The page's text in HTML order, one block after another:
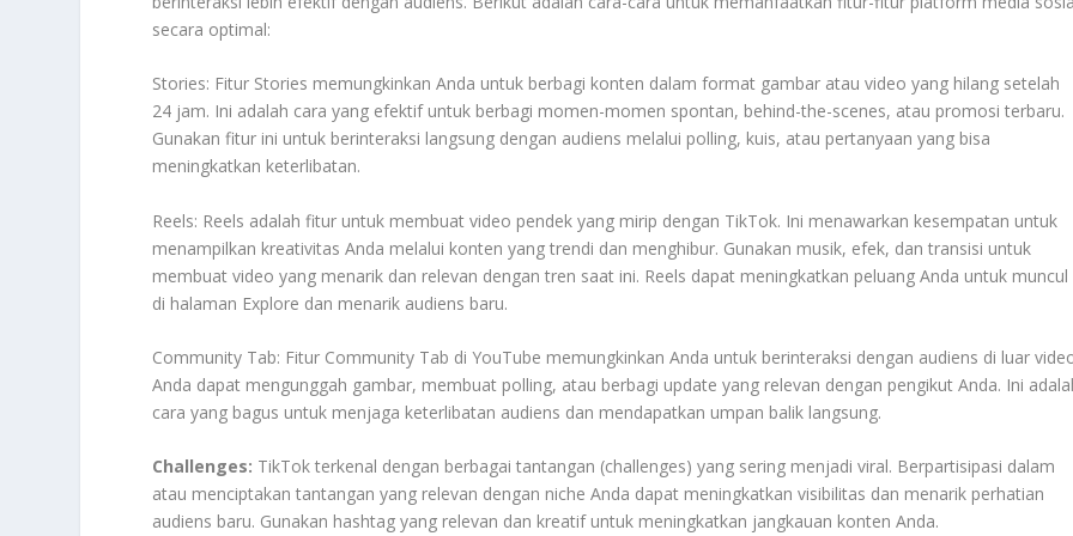
secara optimal:
Stories: Fitur Stories memungkinkan Anda untuk berbagi konten dalam format gambar atau video yang hilang setelah
24 jam. Ini adalah cara yang efektif untuk berbagi momen-momen spontan, behind-the-scenes, atau promosi terbaru.
Gunakan fitur ini untuk berinteraksi langsung dengan audiens melalui polling, kuis, atau pertanyaan yang bisa
meningkatkan keterlibatan.
Reels: Reels adalah fitur untuk membuat video pendek yang mirip dengan TikTok. Ini menawarkan kesempatan untuk
menampilkan kreativitas Anda melalui konten yang trendi dan menghibur. Gunakan musik, efek, dan transisi untuk
membuat video yang menarik dan relevan dengan tren saat ini. Reels dapat meningkatkan peluang Anda untuk muncul
di halaman Explore dan menarik audiens baru.
Community Tab: Fitur Community Tab di YouTube memungkinkan Anda untuk berinteraksi dengan audiens di luar
Anda dapat mengunggah gambar, membuat polling, atau berbagi update yang relevan dengan pengikut Anda. Ini
cara yang bagus untuk menjaga keterlibatan audiens dan mendapatkan umpan balik langsung.
Challenges: TikTok terkenal dengan berbagai tantangan (challenges) yang sering menjadi viral. Berpartisipasi dalam
atau menciptakan tantangan yang relevan dengan niche Anda dapat meningkatkan visibilitas dan menarik perhatian
audiens baru. Gunakan hashtag yang relevan dan kreatif untuk meningkatkan jangkauan konten Anda.